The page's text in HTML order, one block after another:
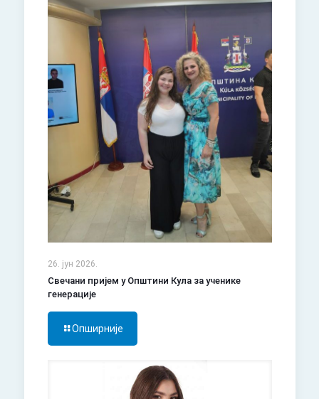
26. јун 2026.
Свечани пријем у Општини Кула за ученике
генерације
Опширније